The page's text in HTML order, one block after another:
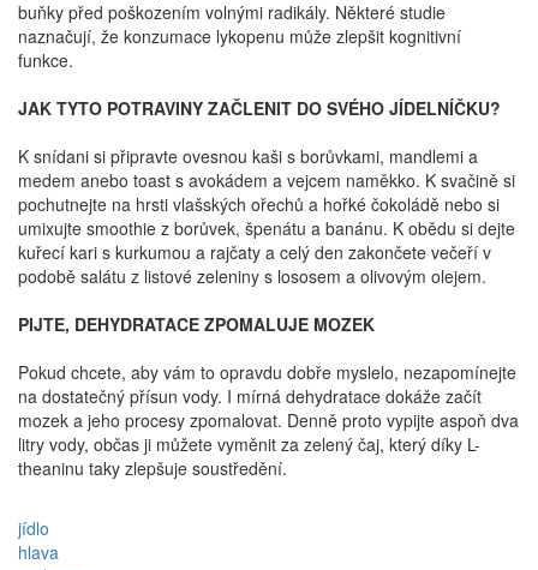
buňky před poškozením volnými radikály. Některé studie
naznačují, že konzumace lykopenu může zlepšit kognitivní
funkce.
JAK TYTO POTRAVINY ZAČLENIT DO SVÉHO JÍDELNÍČKU?
K snídani si připravte ovesnou kaši s borůvkami, mandlemi a
medem anebo toast s avokádem a vejcem naměkko. K svačině si
pochutnejte na hrsti vlašských ořechů a hořké čokoládě nebo si
umixujte smoothie z borůvek, špenátu a banánu. K obědu si dejte
kuřecí kari s kurkumou a rajčaty a celý den zakončete večeří v
podobě salátu z listové zeleniny s lososem a olivovým olejem.
PIJTE, DEHYDRATACE ZPOMALUJE MOZEK
Pokud chcete, aby vám to opravdu dobře myslelo, nezapomínejte
na dostatečný přísun vody. I mírná dehydratace dokáže začít
mozek a jeho procesy zpomalovat. Denně proto vypijte aspoň dva
litry vody, občas ji můžete vyměnit za zelený čaj, který díky L-
theaninu taky zlepšuje soustředění.
jídlo
hlava